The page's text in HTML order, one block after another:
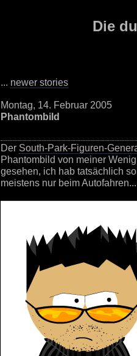
Die
... newer stories
Montag, 14. Februar 2005
Phantombild
Der South-Park-Figuren-
Phantombild von meiner
gesehen, ich hab tatsächlich
meistens nur beim Autofahren...